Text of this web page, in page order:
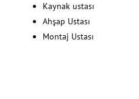
Kaynak ustası
Ahşap Ustası
Montaj Ustası